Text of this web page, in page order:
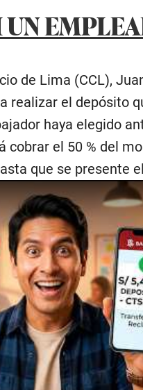
de Lima (CCL),
realizar el depósito
haya elegido
el 50 % del
que se presente